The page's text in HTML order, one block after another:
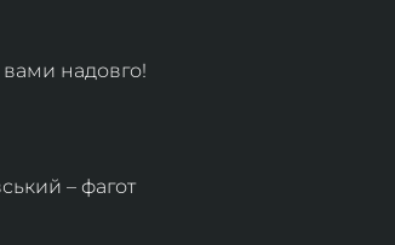
надовго!
– фагот